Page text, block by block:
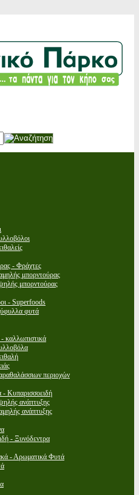
- Φράχτες
μπορντούρας
μπορντούρας
- Superfoods
φυτά
καλλωπιστικά
περιοχών
Κυπαρισσοειδή
ανάπτυξης
ανάπτυξης
- Ξυνόδεντρα
- Αρωματικά Φυτά